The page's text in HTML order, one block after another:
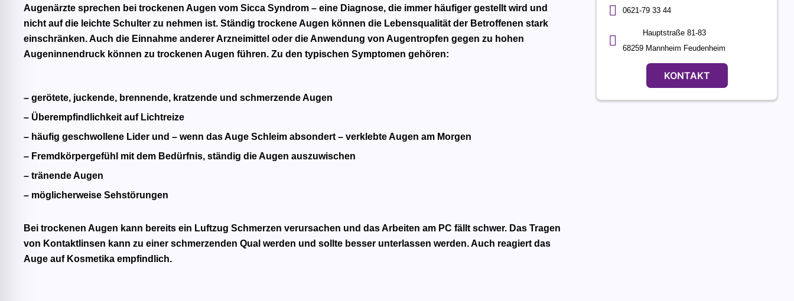
Augenärzte sprechen bei trockenen Augen vom Sicca Syndrom – eine Diagnose, die immer häufiger gestellt wird und
nicht auf die leichte Schulter zu nehmen ist. Ständig trockene Augen können die Lebensqualität der Betroffenen stark
einschränken. Auch die Einnahme anderer Arzneimittel oder die Anwendung von Augentropfen gegen zu hohen
Augeninnendruck können zu trockenen Augen führen. Zu den typischen Symptomen gehören:
– gerötete, juckende, brennende, kratzende und schmerzende Augen
– Überempfindlichkeit auf Lichtreize
– häufig geschwollene Lider und – wenn das Auge Schleim absondert – verklebte Augen am Morgen
– Fremdkörpergefühl mit dem Bedürfnis, ständig die Augen auszuwischen
– tränende Augen
– möglicherweise Sehstörungen
Bei trockenen Augen kann bereits ein Luftzug Schmerzen verursachen und das Arbeiten am PC fällt schwer. Das Tragen
von Kontaktlinsen kann zu einer schmerzenden Qual werden und sollte besser unterlassen werden. Auch reagiert das
Auge auf Kosmetika empfindlich.
0621-79 33 44
Hauptstraße 81-83
68259 Mannheim Feudenheim
KONTAKT